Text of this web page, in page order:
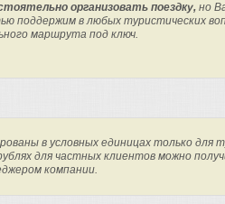
организовать поездку, но
поддержим в любых туристических
маршрута под ключ.
в условных единицах только для
для частных клиентов можно
компании.